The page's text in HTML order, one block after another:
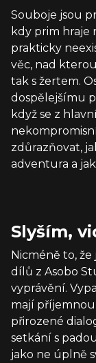
Souboje jsou
kdy prim hraje
prakticky
věc, nad
tak s žertem.
dospělejšímu
když se z
zdůrazňovat,
adventura a
Slyším,
Nicméně to,
dílů z Asobo
vyprávění.
mají příjemnou
přirozené
setkání s
jako ne úplně